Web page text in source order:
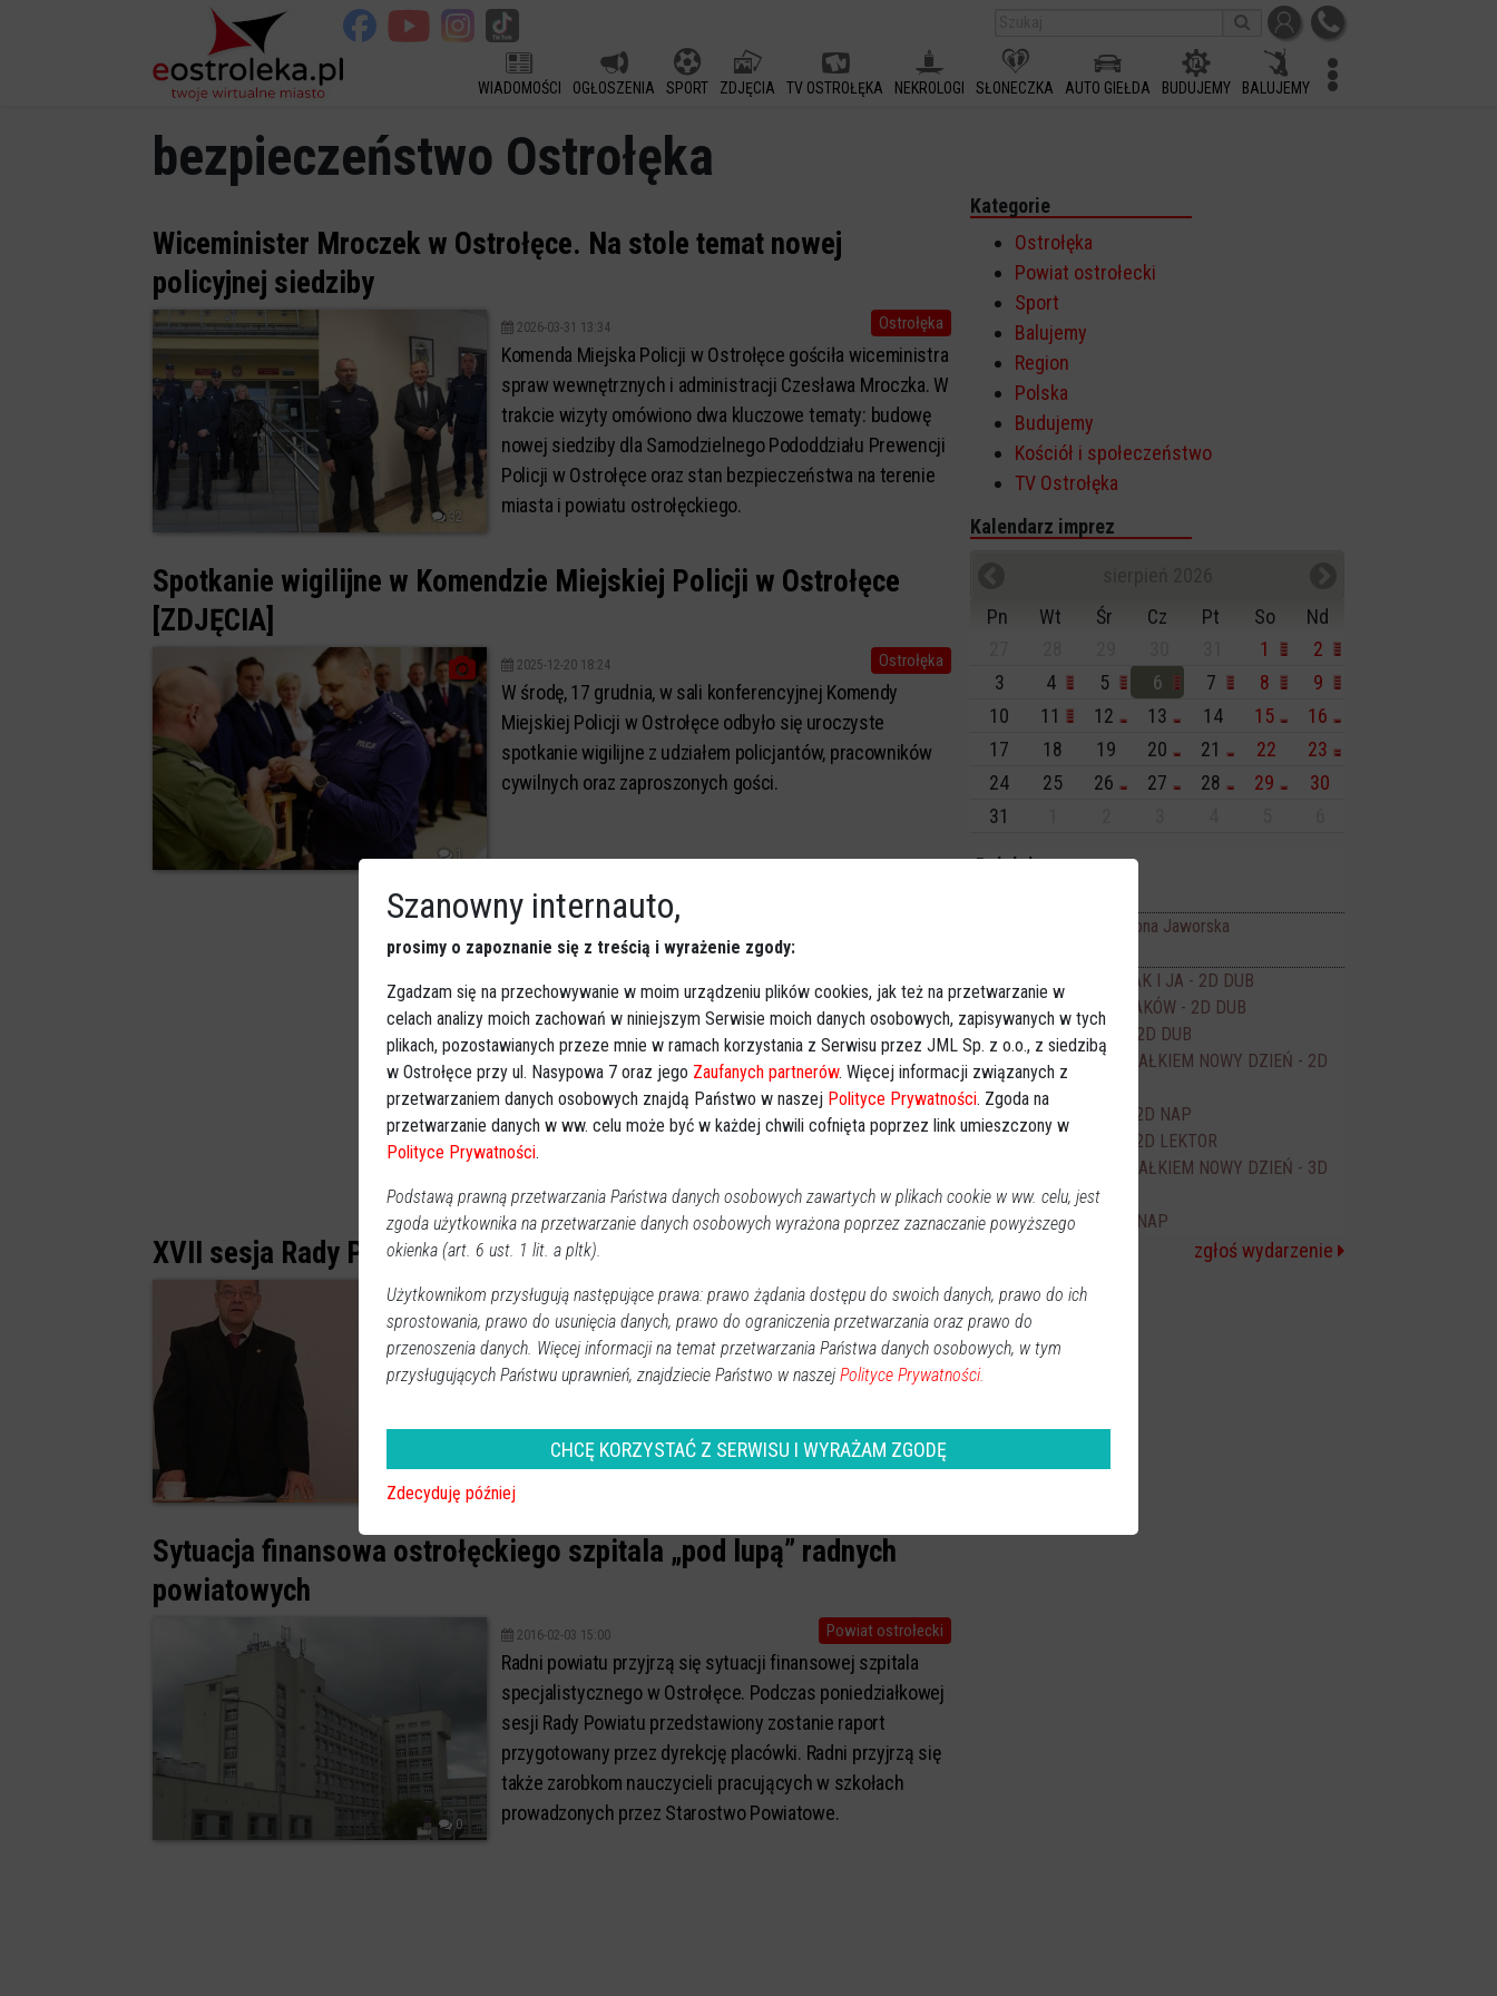
WIADOMOŚCI OGŁOSZENIA SPORT ZDJĘCIA TV OSTROŁĘKA NEKROLOGI SŁONECZKA AUTO GIEŁDA BUDUJEMY BALUJEMY
bezpieczeństwo Ostrołęka
Wiceminister Mroczek w Ostrołęce. Na stole temat nowej
policyjnej siedziby
32
Ostrołęka
2026-03-31 13:34
Komenda Miejska Policji w Ostrołęce gościła wiceministra
spraw wewnętrznych i administracji Czesława Mroczka. W
trakcie wizyty omówiono dwa kluczowe tematy: budowę
nowej siedziby dla Samodzielnego Pododdziału Prewencji
Policji w Ostrołęce oraz stan bezpieczeństwa na terenie
miasta i powiatu ostrołęckiego.
Spotkanie wigilijne w Komendzie Miejskiej Policji w Ostrołęce
[ZDJĘCIA]
1
Ostrołęka
2025-12-20 18:24
W środę, 17 grudnia, w sali konferencyjnej Komendy
Miejskiej Policji w Ostrołęce odbyło się uroczyste
spotkanie wigilijne z udziałem policjantów, pracowników
cywilnych oraz zaproszonych gości.
XVII sesja Rady Powiatu w Ostrołęce [WIDEO, ZDJĘCIA]
0
Powiat ostrołecki
2016-02-08 18:11
Radni powiatu zapoznali się dziś z sytuacją finansową
szpitala specjalistycznego w Ostrołęce. Podczas
dzisiejszej sesji Rady Powiatu przedstawiony został także
przyjrzeli się także zarobkom nauczycieli pracujących w
szkołach prowadzonych przez Starostwo Powiatowe.
Sytuacja finansowa ostrołęckiego szpitala „pod lupą” radnych
powiatowych
0
Powiat ostrołecki
2016-02-03 15:00
Radni powiatu przyjrzą się sytuacji finansowej szpitala
specjalistycznego w Ostrołęce. Podczas poniedziałkowej
sesji Rady Powiatu przedstawiony zostanie raport
przygotowany przez dyrekcję placówki. Radni przyjrzą się
także zarobkom nauczycieli pracujących w szkołach
prowadzonych przez Starostwo Powiatowe.
Kategorie
Ostrołęka
Powiat ostrołecki
Sport
Balujemy
Region
Polska
Budujemy
Kościół i społeczeństwo
TV Ostrołęka
Kalendarz imprez
Pn
Wt Śr Cz Pt So
Nd
1
2
3
4 5 6 7 8
9
10
11 12 13 14 15
16
17
18 19 20 21 22
23
24
25 26 27 28 29
30
31
Dzisiaj:
Art-Czwartek Ilona Jaworska
FLEAK. FUTRZAK I JA - 2D DUB
EKIPA ZWIERZAKÓW - 2D DUB
WYSCHNIĘCI - 2D DUB
17:00
SPIDER-MAN CAŁKIEM NOWY DZIEŃ - 2D
DUB
MISTRZYNIE - 2D NAP
MISTRZYNIE - 2D LEKTOR
SPIDER-MAN CAŁKIEM NOWY DZIEŃ - 3D
NAP
20:10 ODYSEJA - 2D NAP
zgłoś wydarzenie
Szanowny internauto,
prosimy o zapoznanie się z treścią i wyrażenie zgody:
Zgadzam się na przechowywanie w moim urządzeniu plików cookies, jak też na przetwarzanie w
celach analizy moich zachowań w niniejszym Serwisie moich danych osobowych, zapisywanych w tych
plikach, pozostawianych przeze mnie w ramach korzystania z Serwisu przez JML Sp. z o.o., z siedzibą
w Ostrołęce przy ul. Nasypowa 7 oraz jego Zaufanych partnerów. Więcej informacji związanych z
przetwarzaniem danych osobowych znajdą Państwo w naszej Polityce Prywatności. Zgoda na
przetwarzanie danych w ww. celu może być w każdej chwili cofnięta poprzez link umieszczony w
Polityce Prywatności.
Podstawą prawną przetwarzania Państwa danych osobowych zawartych w plikach cookie w ww. celu, jest
zgoda użytkownika na przetwarzanie danych osobowych wyrażona poprzez zaznaczanie powyższego
okienka (art. 6 ust. 1 lit. a pltk).
Użytkownikom przysługują następujące prawa: prawo żądania dostępu do swoich danych, prawo do ich
sprostowania, prawo do usunięcia danych, prawo do ograniczenia przetwarzania oraz prawo do
przenoszenia danych. Więcej informacji na temat przetwarzania Państwa danych osobowych, w tym
przysługujących Państwu uprawnień, znajdziecie Państwo w naszej Polityce Prywatności.
CHCĘ KORZYSTAĆ Z SERWISU I WYRAŻAM ZGODĘ
Zdecyduję później